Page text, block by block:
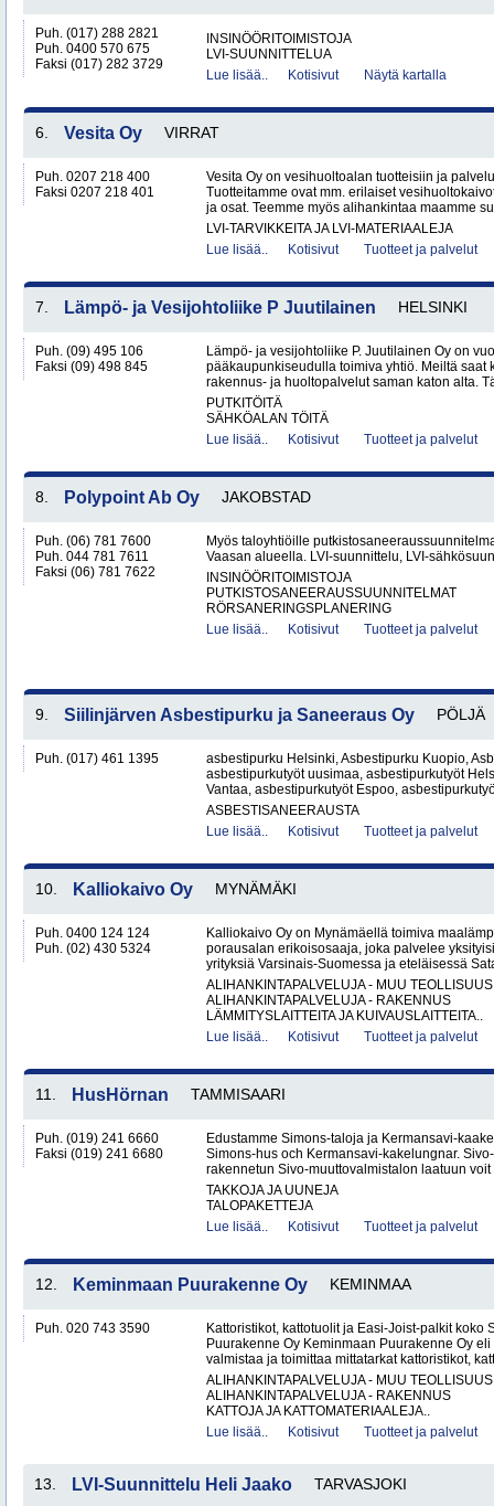
Puh. (017) 288 2821
Puh. 0400 570 675
Faksi (017) 282 3729
INSINÖÖRITOIMISTOJA
LVI-SUUNNITTELUA
Lue lisää..
Kotisivut Näytä kartalla
6. Vesita Oy VIRRAT
Puh. 0207 218 400
Faksi 0207 218 401
Vesita Oy on vesihuoltoalan tuotteisiin ja
Tuotteitamme ovat mm. erilaiset
ja osat. Teemme myös alihankintaa maamme
LVI-TARVIKKEITA JA LVI-MATERIAALEJA
Lue lisää..
Kotisivut Tuotteet ja palvelut
7. Lämpö- ja Vesijohtoliike P Juutilainen HELSINKI
Puh. (09) 495 106
Faksi (09) 498 845
Lämpö- ja vesijohtoliike P. Juutilainen Oy on
pääkaupunkiseudulla toimiva yhtiö. Meiltä saat
rakennus- ja huoltopalvelut saman katon alta.
PUTKITÖITÄ
SÄHKÖALAN TÖITÄ
Lue lisää..
Kotisivut Tuotteet ja palvelut
8. Polypoint Ab Oy JAKOBSTAD
Puh. (06) 781 7600
Puh. 044 781 7611
Faksi (06) 781 7622
Myös taloyhtiöille
Vaasan alueella. LVI-suunnittelu, LVI-
INSINÖÖRITOIMISTOJA
PUTKISTOSANEERAUSSUUNNITELMAT
RÖRSANERINGSPLANERING
Lue lisää..
Kotisivut Tuotteet ja palvelut
9. Siilinjärven Asbestipurku ja Saneeraus Oy PÖLJÄ
Puh. (017) 461 1395
asbestipurku Helsinki, Asbestipurku Kuopio,
asbestipurkutyöt uusimaa, asbestipurkutyöt
Vantaa, asbestipurkutyöt Espoo,
ASBESTISANEERAUSTA
Lue lisää..
Kotisivut Tuotteet ja palvelut
10. Kalliokaivo Oy MYNÄMÄKI
Puh. 0400 124 124
Puh. (02) 430 5324
Kalliokaivo Oy on Mynämäellä toimiva
porausalan erikoisosaaja, joka palvelee
yrityksiä Varsinais-Suomessa ja eteläisessä
ALIHANKINTAPALVELUJA - MUU TEOLLISUUS
ALIHANKINTAPALVELUJA - RAKENNUS
LÄMMITYSLAITTEITA JA KUIVAUSLAITTEITA..
Lue lisää..
Kotisivut Tuotteet ja palvelut
11. HusHörnan TAMMISAARI
Puh. (019) 241 6660
Faksi (019) 241 6680
Edustamme Simons-taloja ja Kermansavi-
Simons-hus och Kermansavi-kakelungnar.
rakennetun Sivo-muuttovalmistalon laatuun voit
TAKKOJA JA UUNEJA
TALOPAKETTEJA
Lue lisää..
Kotisivut Tuotteet ja palvelut
12. Keminmaan Puurakenne Oy KEMINMAA
Puh. 020 743 3590
Kattoristikot, kattotuolit ja Easi-Joist-palkit koko
Puurakenne Oy Keminmaan Puurakenne Oy
valmistaa ja toimittaa mittatarkat kattoristikot,
ALIHANKINTAPALVELUJA - MUU TEOLLISUUS
ALIHANKINTAPALVELUJA - RAKENNUS
KATTOJA JA KATTOMATERIAALEJA..
Lue lisää..
Kotisivut Tuotteet ja palvelut
13. LVI-Suunnittelu Heli Jaako TARVASJOKI